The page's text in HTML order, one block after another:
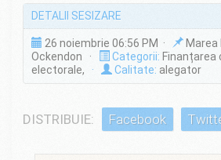
DETALII SESIZARE
26 noiembrie 06:56 PM ·
Marea
Ockendon ·
Categorii: Finanțarea
electorale,
· Calitate: alegator
DISTRIBUIE: Facebook